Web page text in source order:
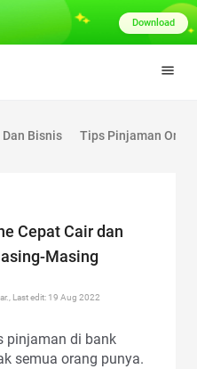
Bisnis Tips Pinjaman
Cepat Cair dan
Masing
Last edit: 19 Aug 2022
pinjaman di bank
semua orang punya.
Download